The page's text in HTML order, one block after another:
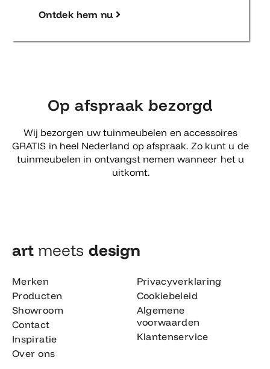
Ontdek hem nu
Op afspraak bezorgd
Wij bezorgen uw tuinmeubelen en accessoires
GRATIS in heel Nederland op afspraak. Zo kunt u de
tuinmeubelen in ontvangst nemen wanneer het u
uitkomt.
art meets design​
Merken
Producten
Showroom
Contact
Inspiratie
Over ons
Privacyverklaring
Cookiebeleid
Algemene
voorwaarden
Klantenservice